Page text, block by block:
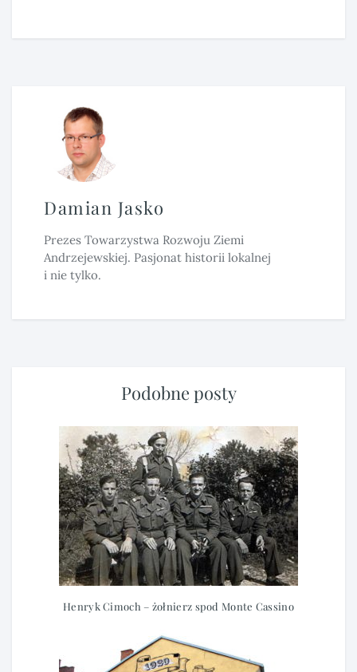
Damian Jasko
Prezes Towarzystwa Rozwoju Ziemi
Andrzejewskiej. Pasjonat historii lokalnej
i nie tylko.
Podobne posty
Henryk Cimoch – żołnierz spod Monte Cassino